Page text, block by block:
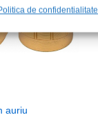
de confidentialitate
auriu